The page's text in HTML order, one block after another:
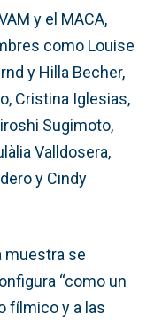
y el MACA,
como Louise
y Hilla Becher,
Cristina Iglesias,
Sugimoto,
Valldosera,
y Cindy
muestra se
“como un
fílmico y a las